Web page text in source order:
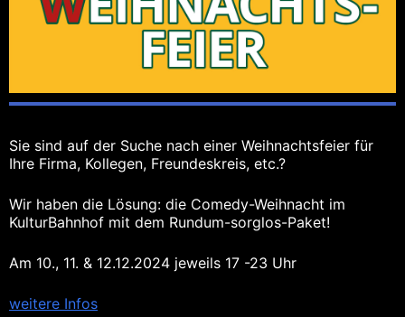
Sie sind auf der Suche nach einer Weihnachtsfeier für
Ihre Firma, Kollegen, Freundeskreis, etc.?
Wir haben die Lösung: die Comedy-Weihnacht im
KulturBahnhof mit dem Rundum-sorglos-Paket!
Am 10., 11. & 12.12.2024 jeweils 17 -23 Uhr
weitere Infos